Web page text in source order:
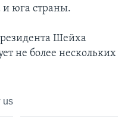
и юга страны.
Шейха
не более нескольких
us